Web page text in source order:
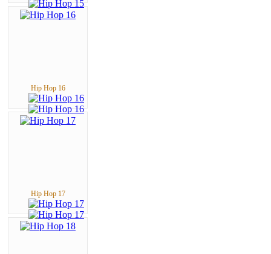
Hip Hop 16
Hip Hop 17